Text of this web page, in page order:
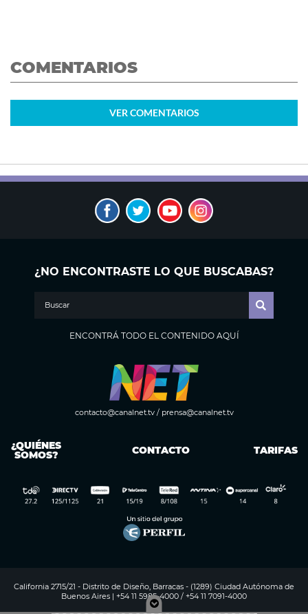
COMENTARIOS
VER COMENTARIOS
¿NO ENCONTRASTE LO QUE BUSCABAS?
ENCONTRÁ TODO EL CONTENIDO AQUÍ
contacto@canalnet.tv/ prensa@canalnet.tv
¿QUIÉNES
SOMOS? CONTACTO TARIFAS
California 2715/21 - Distrito de Diseño, Barracas - (1289) Ciudad Autónoma de
Buenos Aires | +54 11 5985-4000 / +54 11 7091-4000